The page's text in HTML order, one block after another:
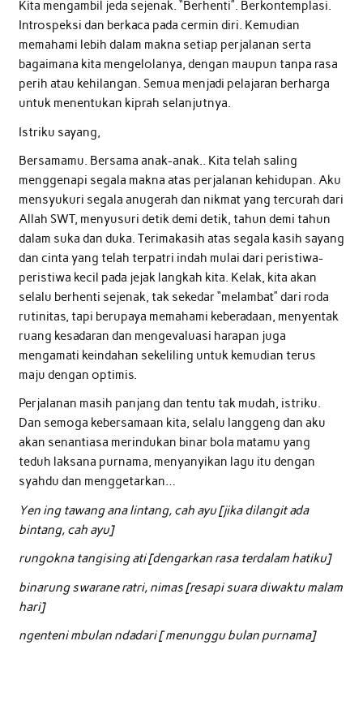
Kita mengambil jeda sejenak. “Berhenti”. Berkontemplasi.
Introspeksi dan berkaca pada cermin diri. Kemudian
memahami lebih dalam makna setiap perjalanan serta
bagaimana kita mengelolanya, dengan maupun tanpa rasa
perih atau kehilangan. Semua menjadi pelajaran berharga
untuk menentukan kiprah selanjutnya.
Istriku sayang,
Bersamamu. Bersama anak-anak.. Kita telah saling
menggenapi segala makna atas perjalanan kehidupan. Aku
mensyukuri segala anugerah dan nikmat yang tercurah dari
Allah SWT, menyusuri detik demi detik, tahun demi tahun
dalam suka dan duka. Terimakasih atas segala kasih sayang
dan cinta yang telah terpatri indah mulai dari peristiwa-
peristiwa kecil pada jejak langkah kita. Kelak, kita akan
selalu berhenti sejenak, tak sekedar “melambat” dari roda
rutinitas, tapi berupaya memahami keberadaan, menyentak
ruang kesadaran dan mengevaluasi harapan juga
mengamati keindahan sekeliling untuk kemudian terus
maju dengan optimis.
Perjalanan masih panjang dan tentu tak mudah, istriku.
Dan semoga kebersamaan kita, selalu langgeng dan aku
akan senantiasa merindukan binar bola matamu yang
teduh laksana purnama, menyanyikan lagu itu dengan
syahdu dan menggetarkan…
Yen ing tawang ana lintang, cah ayu [jika dilangit ada
bintang, cah ayu]
rungokna tangising ati [dengarkan rasa terdalam hatiku]
binarung swarane ratri, nimas [resapi suara diwaktu malam
hari]
ngenteni mbulan ndadari [ menunggu bulan purnama]